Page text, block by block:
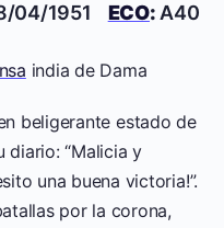
04/1951 ECO: A40
india de Dama
beligerante estado de
diario: “Malicia y
una buena victoria!”.
por la corona,